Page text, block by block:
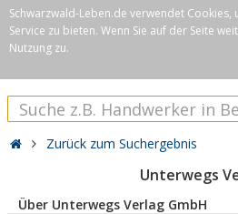
Schwarzwald-Leben.de verwendet
Service zu bieten. Wenn Sie auf der Seite
Nutzung zu.
Zurück zum Suchergebnis
Unterwegs
Über Unterwegs Verlag GmbH